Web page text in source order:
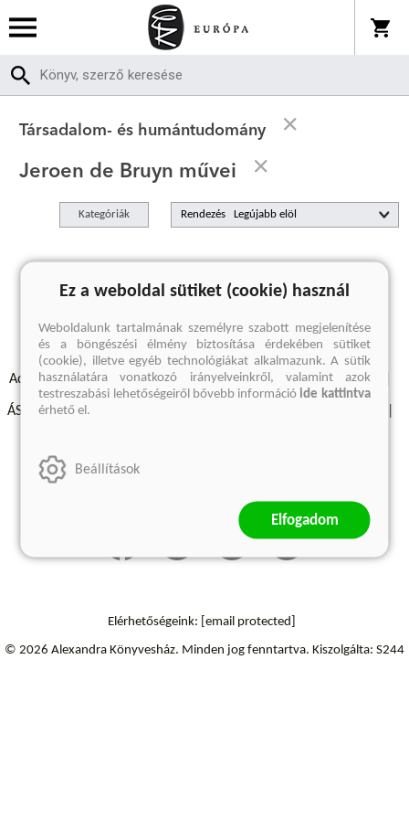
Társadalom- és humántudomány
Jeroen de Bruyn művei
Kategóriák Rendezés
A keresett kifejezésre nincs találat
Adatvédelmi szabályzatok Elállási felmondási nyilatkozat
ÁSZF - Vásárlási feltételek
Szállítási információk
Elérhetőségeink: [email protected]
© 2026 Alexandra Könyvesház. Minden jog fenntartva. Kiszolgálta: S244
Ez a weboldal sütiket (cookie) használ
Weboldalunk tartalmának személyre szabott megjelenítése
és a böngészési élmény biztosítása érdekében sütiket
(cookie), illetve egyéb technológiákat alkalmazunk. A sütik
használatára vonatkozó irányelveinkről, valamint azok
testreszabási lehetőségeiről bővebb információide kattintva
érhető el.
Beállítások
Elfogadom